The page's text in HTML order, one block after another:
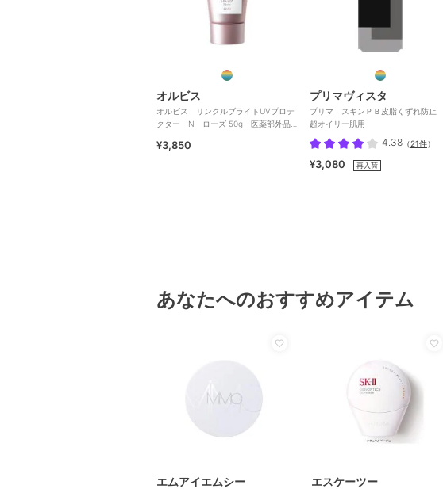
オルビス
オルビス リンクルブライトUVプロテ
クター N ローズ 50g 医薬部外品
¥3,850
プリマヴィスタ
プリマ スキンＰＢ皮脂くずれ防止
超オイリー肌用
4.38 （21件）
¥3,080 再入荷
あなたへのおすすめアイテム
エムアイエムシー エスケーツー